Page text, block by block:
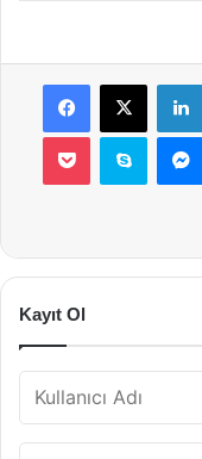
Facebook
X
Pocket Skype
Kayıt Ol